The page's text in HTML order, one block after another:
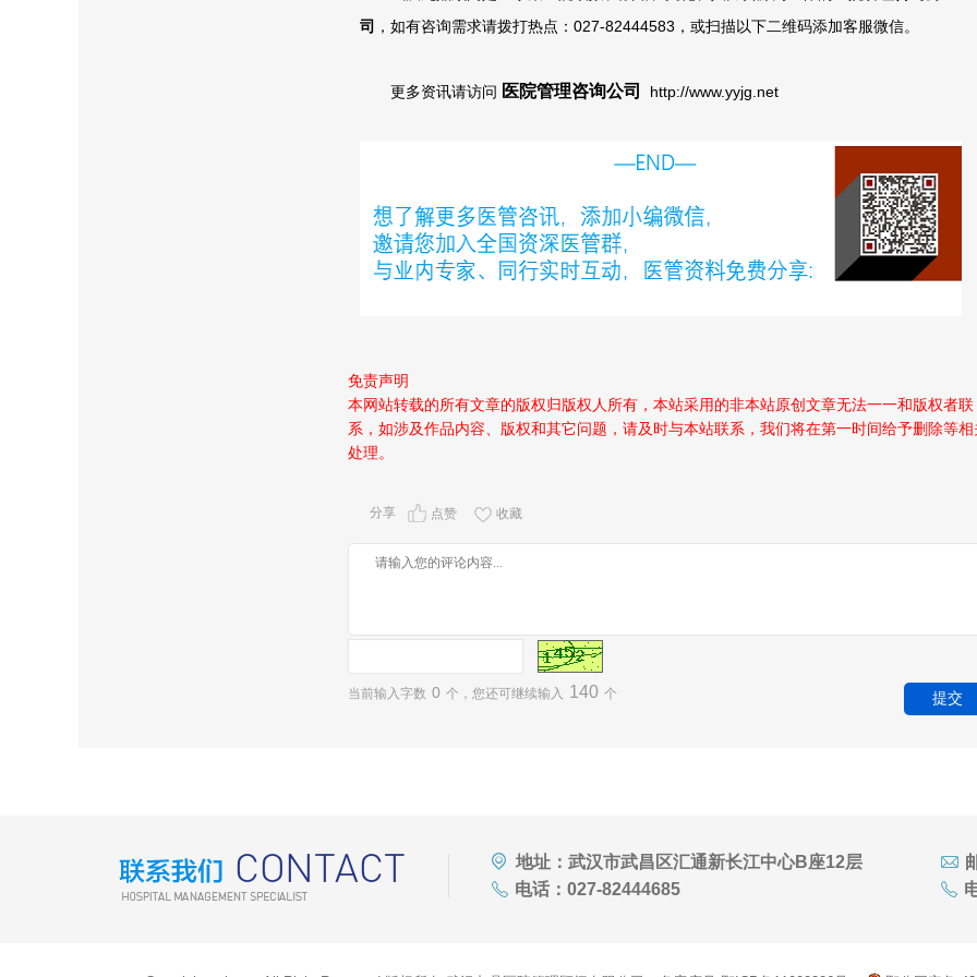
司 ，如有咨询需求请拨打热点：027-82444583，或扫描以下二维码添加客服微信。
更多资讯请访问 医院管理咨询公司 http://www.yyjg.net
免责声明
本网站转载的所有文章的版权归版权人所有，本站采用的非本站原创文章无法一一和版权者联
系，如涉及作品内容、版权和其它问题，请及时与本站联系，我们将在第一时间给予删除等相
处理。
分享 点赞 收藏
当前输入字数 0 个，您还可继续输入 140 个
地址：武汉市武昌区汇通新长江中心B座12层
电话：027-82444685